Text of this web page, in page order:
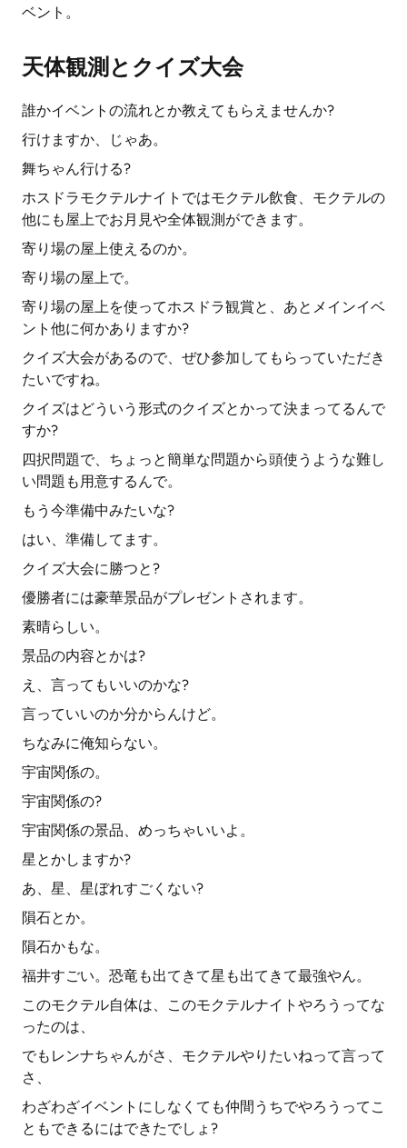
ベント。
天体観測とクイズ大会
誰かイベントの流れとか教えてもらえませんか?
行けますか、じゃあ。
舞ちゃん行ける?
ホスドラモクテルナイトではモクテル飲食、モクテルの
他にも屋上でお月見や全体観測ができます。
寄り場の屋上使えるのか。
寄り場の屋上で。
寄り場の屋上を使ってホスドラ観賞と、あとメインイベ
ント他に何かありますか?
クイズ大会があるので、ぜひ参加してもらっていただき
たいですね。
クイズはどういう形式のクイズとかって決まってるんで
すか?
四択問題で、ちょっと簡単な問題から頭使うような難し
い問題も用意するんで。
もう今準備中みたいな?
はい、準備してます。
クイズ大会に勝つと?
優勝者には豪華景品がプレゼントされます。
素晴らしい。
景品の内容とかは?
え、言ってもいいのかな?
言っていいのか分からんけど。
ちなみに俺知らない。
宇宙関係の。
宇宙関係の?
宇宙関係の景品、めっちゃいいよ。
星とかしますか?
あ、星、星ぼれすごくない?
隕石とか。
隕石かもな。
福井すごい。恐竜も出てきて星も出てきて最強やん。
このモクテル自体は、このモクテルナイトやろうってな
ったのは、
でもレンナちゃんがさ、モクテルやりたいねって言って
さ、
わざわざイベントにしなくても仲間うちでやろうってこ
ともできるにはできたでしょ?